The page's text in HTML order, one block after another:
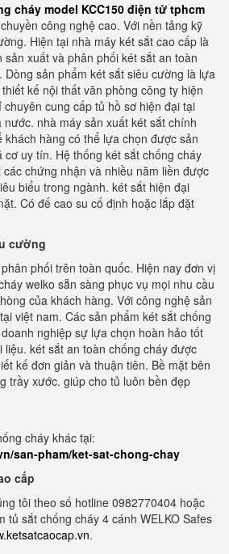
cháy model KCC150 điện tử tphcm
công nghệ cao. Với nền tảng kỹ
Hiện tại nhà máy két sắt cao cấp là
xuất và phân phối két sắt an toàn
sản phẩm két sắt siêu cường là lựa
kế nội thất văn phòng công ty hiện
cung cấp tủ hồ sơ hiện đại tại
nhà máy sản xuất két sắt chính
khách hàng có thể lựa chọn được sản
cơ uy tín. Hệ thống két sắt chống cháy
chứng nhận và nhiều năm liền được
biểu trong ngành. két sắt hiện đại
Có đế cao su cố định hoặc lắp đặt
cường
phối trên toàn quốc. Hiện nay đơn vị
welko sẵn sàng phục vụ mọi nhu cầu
của khách hàng. Với công nghệ sản
việt nam. Các sản phẩm két sắt chống
nghiệp sự lựa chọn hoàn hảo tốt
két sắt an toàn chống cháy được
kế đơn giản và thuận tiên. Bề mặt bên
trầy xước. giúp cho tủ luôn bền đẹp
cháy khác tại:
san-pham/ket-sat-chong-chay
cấp
tôi theo số hotline 0982770404 hoặc
tủ sắt chống cháy 4 cánh WELKO Safes
.